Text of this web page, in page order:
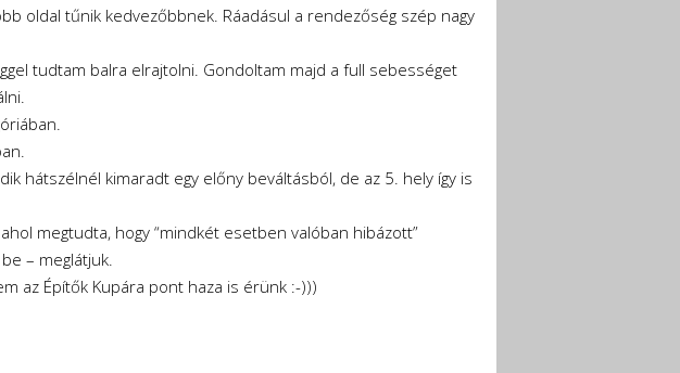
oldal tűnik kedvezőbbnek. Ráadásul a rendezőség szép nagy
tudtam balra elrajtolni. Gondoltam majd a full sebességet
hátszélnél kimaradt egy előny beváltásból, de az 5. hely így is
megtudta, hogy “mindkét esetben valóban hibázott”
– meglátjuk.
az Építők Kupára pont haza is érünk :-)))